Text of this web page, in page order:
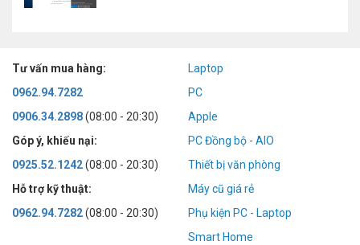
Tư vấn mua hàng:
0962.94.7282
0906.34.2898(08:00 - 20:30)
Góp ý, khiếu nại:
0925.52.1242(08:00 - 20:30)
Hỗ trợ kỹ thuật:
0962.94.7282(08:00 - 20:30)
Laptop
PC
Apple
PC Đồng bộ - AIO
Thiết bị văn phòng
Máy cũ giá rẻ
Phụ kiện PC - Laptop
Smart Home